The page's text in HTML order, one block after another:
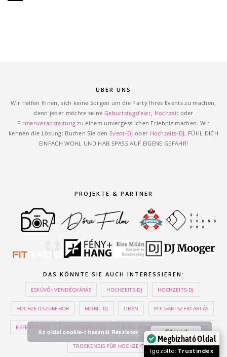
ÜBER UNS
Wir helfen Ihnen, sich keine Sorgen um die Party Ihres Events zu machen,
denn jeder möchte seine Geburtstagsfeier Hochzeit oder
Firmenveranstaltung zu einem unvergesslichen Erlebnis machen. Wir
kennen die Lösung: Buchen Sie den Event-DJ oder Hochzeits-DJ. FÜHL DICH
EINFACH WOHL UND HAB SPASS AUF EIGENE GEFAHR!
PROJEKTE & PARTNER
DAS KÖNNTE SIE AUCH INTERESSIEREN:
ESKÜVŐI VENDÉGVÁRÁS HOCHZEITS-DJ HOCHZEITS-DJ
HOCHZEITSZUBEHÖR MOBIL DJ OBEN POLGARI SZERTARTÁS
REFERENZEN RENDEZVÉNY DJ ROZMARING GARTENRESTAURANT
TROCKENEIS FÜR HOCHZEITEN
Az oldal cookie-t használ Részletek Elfogad
Megbízható Oldal
Igazolta: Trustindex